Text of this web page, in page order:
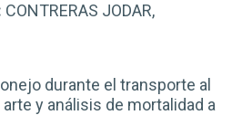
CONTRERAS JODAR,
durante el transporte al
y análisis de mortalidad a